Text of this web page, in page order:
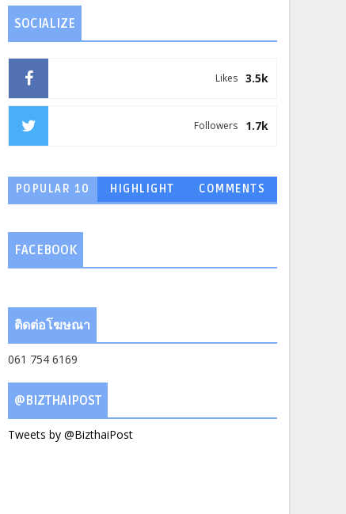
SOCIALIZE
3.5k
Likes
1.7k
Followers
POPULAR 10 HIGHLIGHT COMMENTS
FACEBOOK
ติดต่อโฆษณา
061 754 6169
@BIZTHAIPOST
Tweets by @BizthaiPost